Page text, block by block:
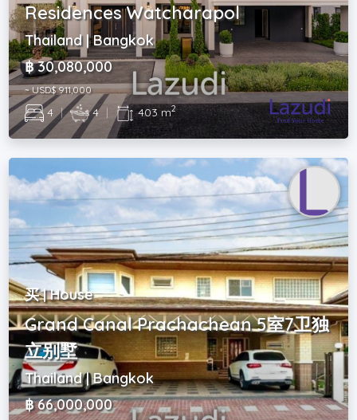
Residences Watcharapol
Thailand | Bangkok
฿ 30,080,000
~ USD$ 911,000
4 | 4 | 403 m2
买 | House
Grand Canal Prachachean 5室7卫独
立别墅
Thailand | Bangkok
฿ 66,000,000